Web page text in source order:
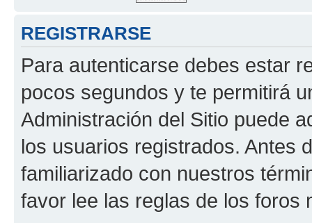
REGISTRARSE
Para autenticarse debes estar
pocos segundos y te permitirá
Administración del Sitio puede
los usuarios registrados. Antes
familiarizado con nuestros
favor lee las reglas de los foros